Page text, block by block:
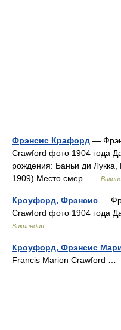
Фрэнсис Крафорд —
Crawford фото 1904 года
рождения: Баньи ди
1909) Место смер …
Кроуфорд, Фрэнсис —
Crawford фото 1904 года
Википедия
Кроуфорд, Фрэнсис
Francis Marion Crawford …